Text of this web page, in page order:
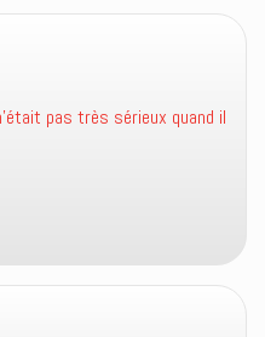
pas très sérieux quand il